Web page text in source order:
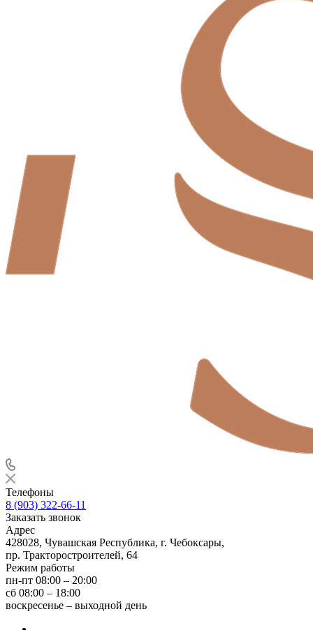
Телефоны
8 (903) 322-66-11
Заказать звонок
Адрес
428028, Чувашская Республика, г. Чебоксары,
пр. Тракторостроителей, 64
Режим работы
пн-пт 08:00 – 20:00
сб 08:00 – 18:00
воскресенье – выходной день